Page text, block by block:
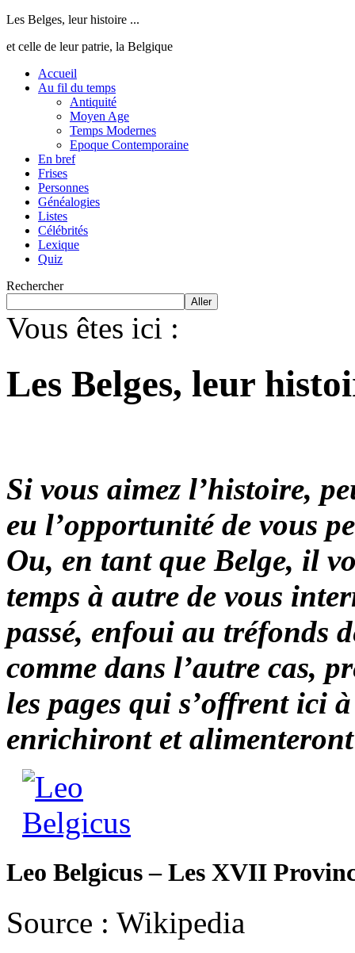
Les Belges, leur histoire ...
et celle de leur patrie, la Belgique
Accueil
Au fil du temps
Antiquité
Moyen Age
Temps Modernes
Epoque Contemporaine
En bref
Frises
Personnes
Généalogies
Listes
Célébrités
Lexique
Quiz
Rechercher
Aller
Vous êtes ici :
Les Belges, leur
Si vous aimez l’histoire,
eu l’opportunité de vous
Ou, en tant que Belge, il
temps à autre de vous
passé, enfoui au tréfonds
comme dans l’autre cas,
les pages qui s’offrent ici
enrichiront et
Leo Belgicus – Les XVII
Source : Wikipedia